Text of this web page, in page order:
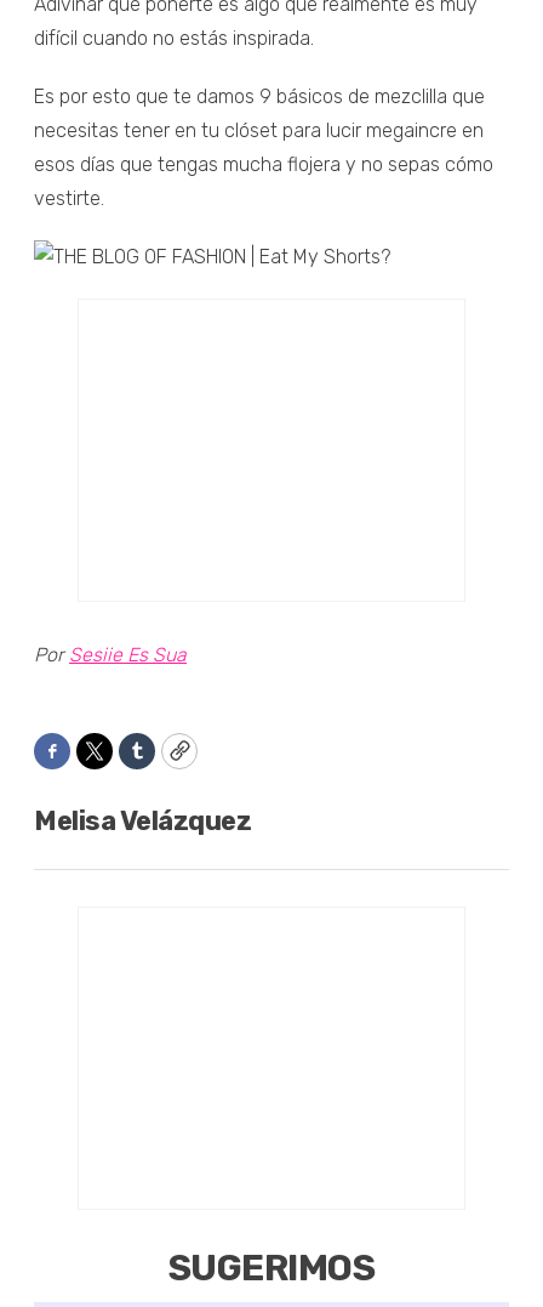
difícil cuando no estás inspirada.
Es por esto que te damos 9 básicos de mezclilla que
necesitas tener en tu clóset para lucir megaincre en
esos días que tengas mucha flojera y no sepas cómo
vestirte.
PorSesiie Es Sua
Facebook
TwitterTumblrCopy
Melisa Velázquez
SUGERIMOS